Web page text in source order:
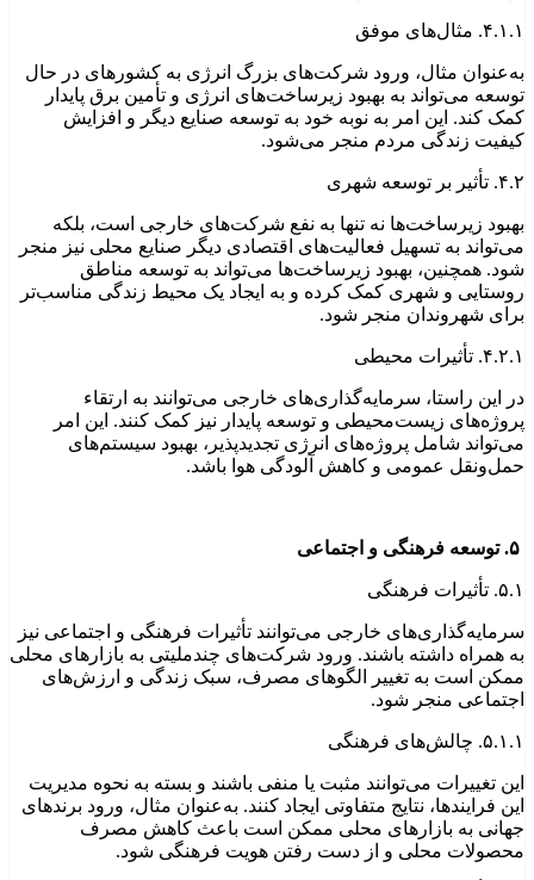
۴.۱.۱. مثال‌های موفق
به‌عنوان مثال، ورود شرکت‌های بزرگ انرژی به کشورهای در حال
توسعه می‌تواند به بهبود زیرساخت‌های انرژی و تأمین برق پایدار
کمک کند. این امر به نوبه خود به توسعه صنایع دیگر و افزایش
کیفیت زندگی مردم منجر می‌شود.
۴.۲. تأثیر بر توسعه شهری
بهبود زیرساخت‌ها نه تنها به نفع شرکت‌های خارجی است، بلکه
می‌تواند به تسهیل فعالیت‌های اقتصادی دیگر صنایع محلی نیز منجر
شود. همچنین، بهبود زیرساخت‌ها می‌تواند به توسعه مناطق
روستایی و شهری کمک کرده و به ایجاد یک محیط زندگی مناسب‌تر
برای شهروندان منجر شود.
۴.۲.۱. تأثیرات محیطی
در این راستا، سرمایه‌گذاری‌های خارجی می‌توانند به ارتقاء
پروژه‌های زیست‌محیطی و توسعه پایدار نیز کمک کنند. این امر
می‌تواند شامل پروژه‌های انرژی تجدیدپذیر، بهبود سیستم‌های
حمل‌ونقل عمومی و کاهش آلودگی هوا باشد.
۵.۱. تأثیرات فرهنگی
سرمایه‌گذاری‌های خارجی می‌توانند تأثیرات فرهنگی و اجتماعی نیز
به همراه داشته باشند. ورود شرکت‌های چندملیتی به بازارهای محلی
ممکن است به تغییر الگوهای مصرف، سبک زندگی و ارزش‌های
اجتماعی منجر شود.
۵.۱.۱. چالش‌های فرهنگی
این تغییرات می‌توانند مثبت یا منفی باشند و بسته به نحوه مدیریت
این فرایندها، نتایج متفاوتی ایجاد کنند. به‌عنوان مثال، ورود برندهای
جهانی به بازارهای محلی ممکن است باعث کاهش مصرف
محصولات محلی و از دست رفتن هویت فرهنگی شود.